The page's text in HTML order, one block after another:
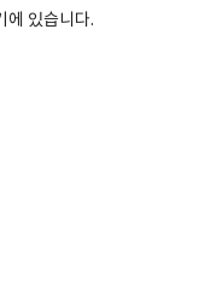
에 있습니다.